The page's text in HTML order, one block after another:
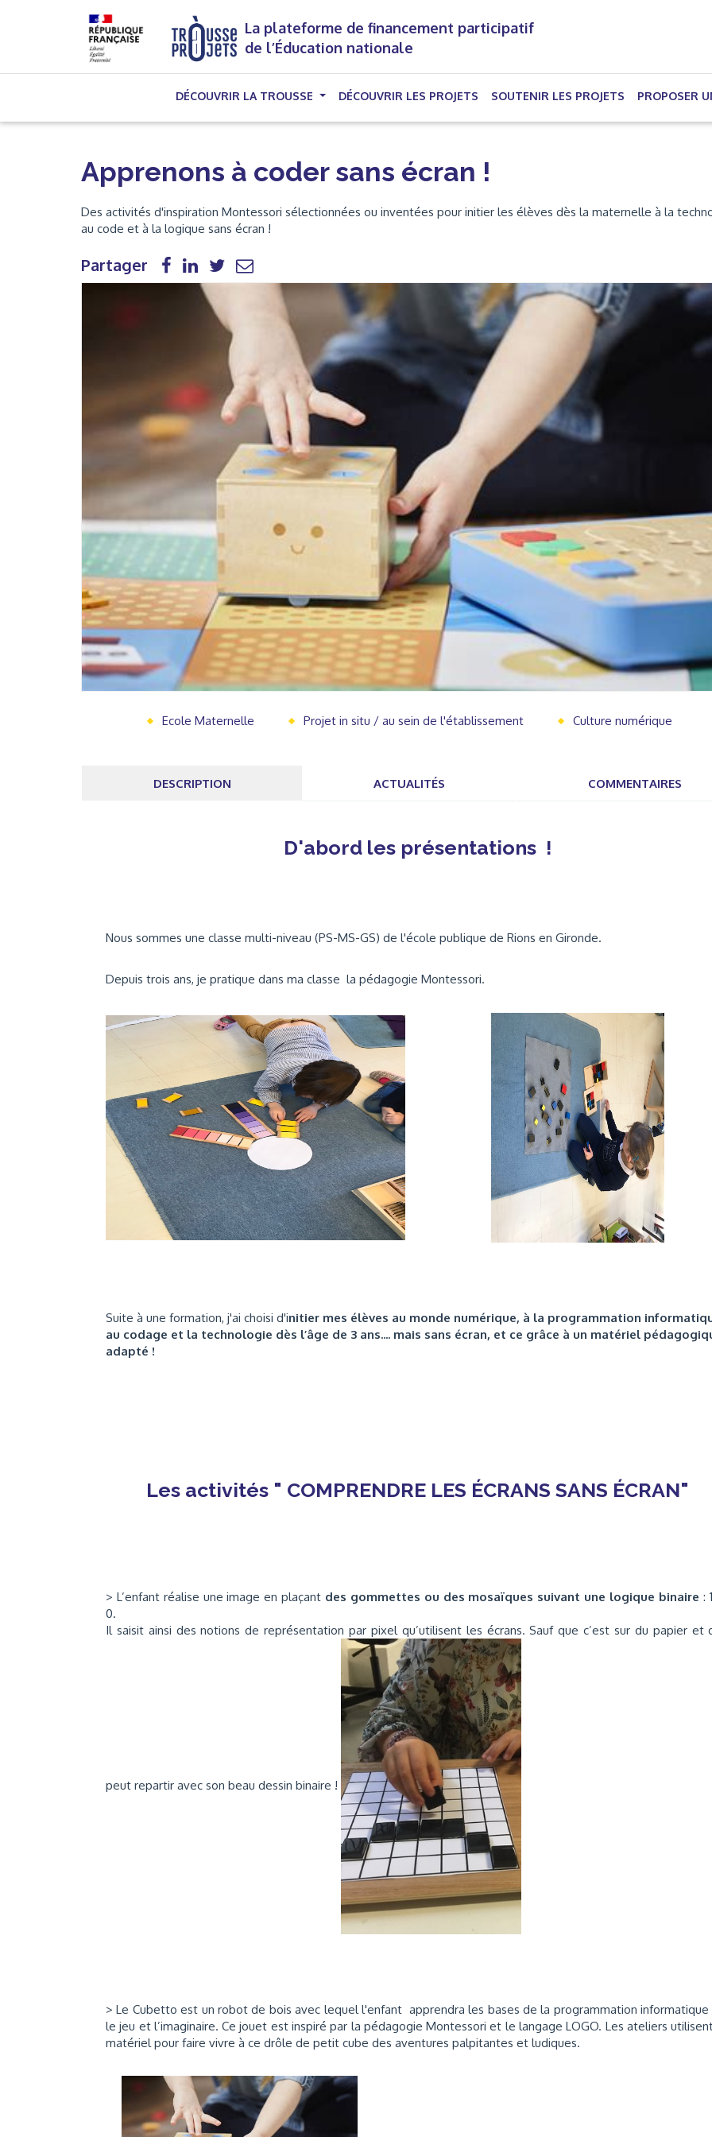
La plateforme de financement participatif
de l’Éducation nationale
DÉCOUVRIR LA TROUSSE DÉCOUVRIR LES PROJETS (CURRENT)
SOUTENIR LES PROJETS PROPOSER
Apprenons à coder sans écran !
Des activités d'inspiration Montessori sélectionnées ou inventées pour initier les élèves dès la maternelle à la
au code et à la logique sans écran !
Partager
Ecole Maternelle Projet in situ / au sein de l'établissement Culture numérique
DESCRIPTION ACTUALITÉS COMMENTAIRES
D'abord les présentations !
Nous sommes une classe multi-niveau (PS-MS-GS) de l'école publique de Rions en Gironde.
Depuis trois ans, je pratique dans ma classe la pédagogie Montessori.
Suite à une formation, j'ai choisi d'initier mes élèves au monde numérique, à la programmation
au codage et la technologie dès l’âge de 3 ans.... mais sans écran, et ce grâce à un matériel
adapté !
Les activités " COMPRENDRE LES ÉCRANS SANS ÉCRAN"
> L’enfant réalise une image en plaçant des gommettes ou des mosaïques suivant une logique binaire :
0.
Il saisit ainsi des notions de représentation par pixel qu’utilisent les écrans. Sauf que c’est sur du papier et
peut repartir avec son beau dessin binaire !
> Le Cubetto est un robot de bois avec lequel l'enfant apprendra les bases de la programmation informatique
le jeu et l’imaginaire. Ce jouet est inspiré par la pédagogie Montessori et le langage LOGO. Les ateliers
matériel pour faire vivre à ce drôle de petit cube des aventures palpitantes et ludiques.